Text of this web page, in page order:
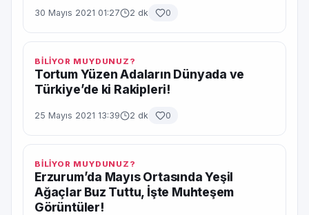
30 Mayıs 2021 01:27 2 dk 0
BİLİYOR MUYDUNUZ?
Tortum Yüzen Adaların Dünyada ve
Türkiye’de ki Rakipleri!
25 Mayıs 2021 13:39 2 dk 0
BİLİYOR MUYDUNUZ?
Erzurum’da Mayıs Ortasında Yeşil
Ağaçlar Buz Tuttu, İşte Muhteşem
Görüntüler!